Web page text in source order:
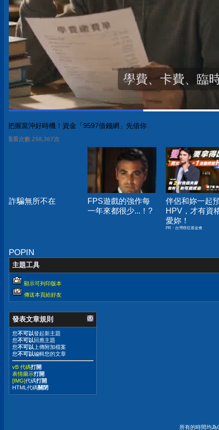
把握當沖好時機！資金「9597借錢網」先借你
觀看次數 298,367次
詐騙無所不在
FPS遊戲的強作每
一年來都很少...！?
伴侶和妳一起
HPV，才有資
愛妳！
PR・台灣癌症基金會
POPIN
主題工具
顯示可列印版本
傳送本頁給好友
發表文章規則
您不可以發起新主題
您不可以回應主題
您不可以 上傳附加檔案
您不可以編輯您的文章
vB 代碼打開
表情圖示打開
[IMG]代碼打開
HTML代碼關閉
所有的時間均為